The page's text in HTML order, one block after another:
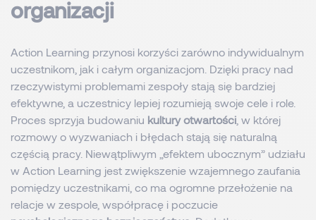
organizacji
Action Learning przynosi korzyści zarówno indywidualnym
uczestnikom, jak i całym organizacjom. Dzięki pracy nad
rzeczywistymi problemami zespoły stają się bardziej
efektywne, a uczestnicy lepiej rozumieją swoje cele i role.
Proces sprzyja budowaniu kultury otwartości , w której
rozmowy o wyzwaniach i błędach stają się naturalną
częścią pracy. Niewątpliwym „efektem ubocznym” udziału
w Action Learning jest zwiększenie wzajemnego zaufania
pomiędzy uczestnikami, co ma ogromne przełożenie na
relacje w zespole, współpracę i poczucie